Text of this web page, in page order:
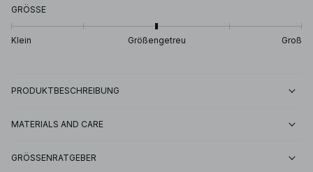
GRÖSSE
Klein Größengetreu Groß
PRODUKTBESCHREIBUNG
MATERIALS AND CARE
GRÖSSENRATGEBER